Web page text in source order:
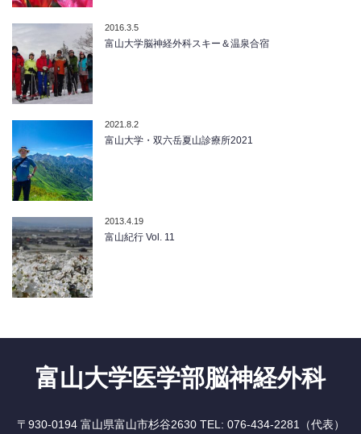
2016.3.5
富山大学脳神経外科スキー＆温泉合宿
2021.8.2
富山大学・双六岳夏山診療所2021
2013.4.19
富山紀行 Vol. 11
富山大学医学部脳神経外科
〒930-0194 富山県富山市杉谷2630 TEL: 076-434-2281（代表）